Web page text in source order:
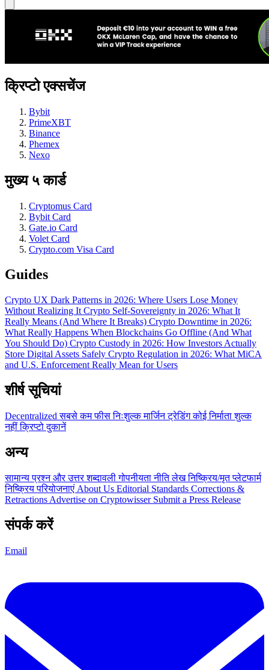
क्रिप्टो एक्सचेंज
Bybit
PrimeXBT
Binance
Phemex
Nexo
मुख्य ५ कार्ड
Cryptomus Card
Bybit Card
Gate.io Card
Volet Card
Crypto.com Visa Card
Guides
Crypto UX Dark Patterns in 2026: Where Users Lose Money
Without Realizing It Crypto Self-Sovereignty in 2026: What It
Really Means (And Where It Breaks) Crypto Downtime in 2026:
What Really Happens When Blockchains Go Offline (And What
You Should Do) Crypto Custody in 2026: How Investors Actually
Store Digital Assets Safely Crypto Regulation in 2026: What MiCA
and U.S. Enforcement Really Mean for Users
शीर्ष सूचियां
Decentralizedसबसे कम फीसनिःशुल्कमार्जिन ट्रेडिंगकोई निर्माता शुल्क
नहींक्रिप्टो दुकानें
अन्य
सामान्य प्रश्न और उत्तरशब्दावलीगोपनीयता नीतिलेखनिष्क्रिय/मृत प्लेटफार्म
निष्क्रिय परियोजनाएं About Us Editorial Standards Corrections &
Retractions Advertise on Cryptowisser Submit a Press Release
संपर्क करें
Email